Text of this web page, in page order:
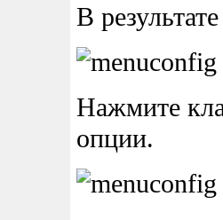
В
Нажмите
опции.